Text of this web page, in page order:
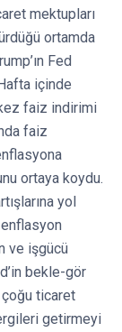
mektupları
ortamda
Fed
içinde
faiz indirimi
faiz
ortaya koydu.
yol
enflasyon
ve işgücü
bekle-gör
ticaret
getirmeyi